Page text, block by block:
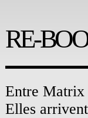
RE-
Entre Matrix
Elles